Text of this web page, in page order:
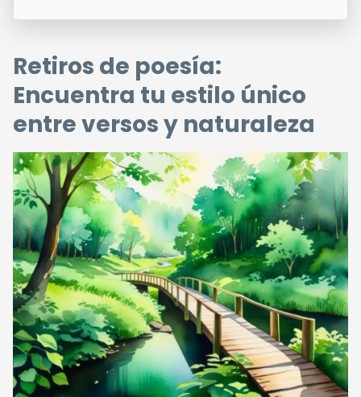
Retiros de poesía:
Encuentra tu estilo único
entre versos y naturaleza